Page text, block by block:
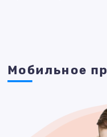
Мобильное